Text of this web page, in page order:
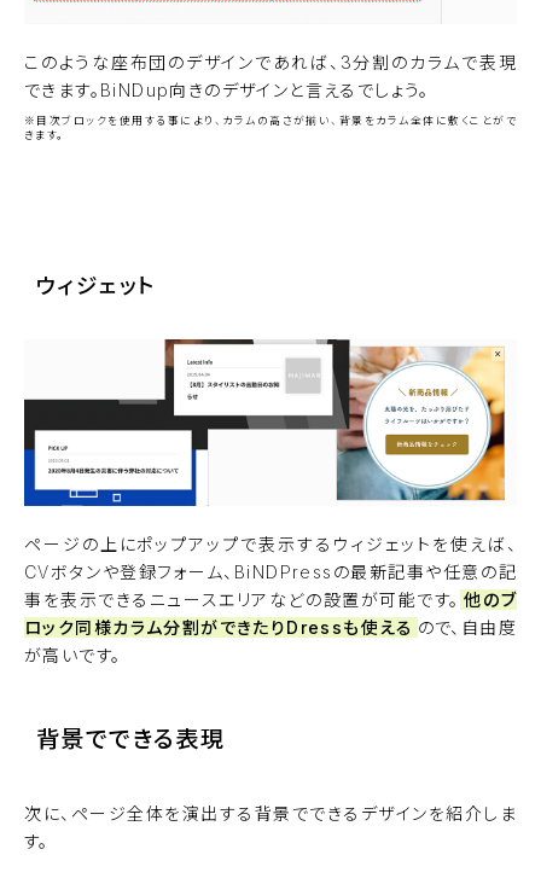
このような座布団のデザインであれば、3分割のカラムで表現
できます。BiNDup向きのデザインと言えるでしょう。
※目次ブロックを使用する事により、カラムの高さが揃い、背景をカラム全体に敷くことがで
きます。
ウィジェット
ページの上にポップアップで表示するウィジェットを使えば、
CVボタンや登録フォーム、BiNDPressの最新記事や任意の記
事を表示できるニュースエリアなどの設置が可能です。 他のブ
ロック同様カラム分割ができたりDressも使える ので、自由度
が高いです。
背景でできる表現
次に、ページ全体を演出する背景でできるデザインを紹介しま
す。